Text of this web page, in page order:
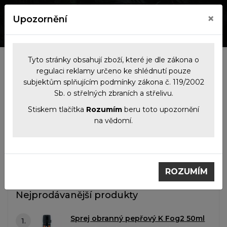
Kategorie
Filtrace produktů
Nejprodávanější produkty
1.
Sprej obranný pepřový K Fog2 50ml
Upozornění ×
Tyto stránky obsahují zboží, které je dle zákona o
regulaci reklamy určeno ke shlédnutí pouze
subjektům splňujícím podmínky zákona č. 119/2002
Sb. o střelných zbraních a střelivu.
Stiskem tlačítka Rozumím beru toto upozornění
na vědomí.
ROZUMÍM